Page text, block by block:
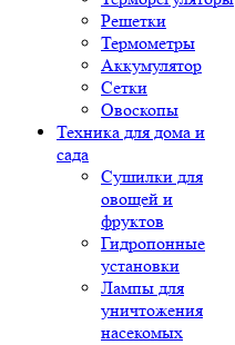
Решетки
Термометры
Аккумулятор
Сетки
Овоскопы
Техника для дома и
сада
Сушилки для
овощей и
фруктов
Гидропонные
установки
Лампы для
уничтожения
насекомых